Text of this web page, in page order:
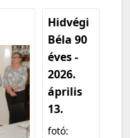
Hidvégi
Béla 90
éves -
2026.
április
13.
fotó: